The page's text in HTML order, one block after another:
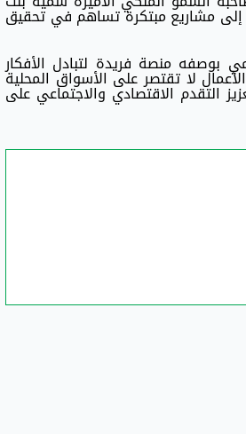
إلى مشاريع مبتكرة تساهم في تحقيق
بوصفه منصة فريدة لتبادل الأفكار
لا تقتصر على الأسواق المحلية
الاقتصادي والاجتماعي على